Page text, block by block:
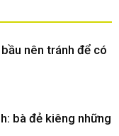
nên tránh để có
bà đẻ kiêng những